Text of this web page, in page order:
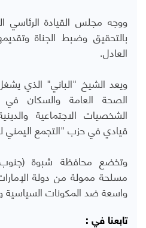
ووجه مجلس القيادة الرئاسي
بالتحقيق وضبط الجناة
العادل.
ويعد الشيخ "الباني" الذي
الصحة العامة والسكان في
الشخصيات الاجتماعية
قيادي في حزب "التجمع اليمني
وتخضع محافظة شبوة
مسلحة ممولة من دولة
واسعة ضد المكونات السياسية
تابعنا في :